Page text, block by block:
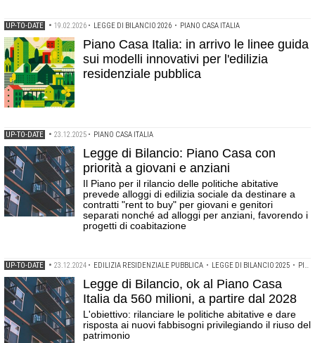
UP-TO-DATE • 19.02.2026 • LEGGE DI BILANCIO 2026 • PIANO CASA ITALIA
Piano Casa Italia: in arrivo le linee guida
sui modelli innovativi per l'edilizia
residenziale pubblica
UP-TO-DATE • 23.12.2025 • PIANO CASA ITALIA
Legge di Bilancio: Piano Casa con
priorità a giovani e anziani
Il Piano per il rilancio delle politiche abitative
prevede alloggi di edilizia sociale da destinare a
contratti "rent to buy" per giovani e genitori
separati nonché ad alloggi per anziani, favorendo i
progetti di coabitazione
UP-TO-DATE • 23.12.2024 • EDILIZIA RESIDENZIALE PUBBLICA • LEGGE DI BILANCIO 2025 • PIANO CASA ITALIA
Legge di Bilancio, ok al Piano Casa
Italia da 560 milioni, a partire dal 2028
L'obiettivo: rilanciare le politiche abitative e dare
risposta ai nuovi fabbisogni privilegiando il riuso del
patrimonio